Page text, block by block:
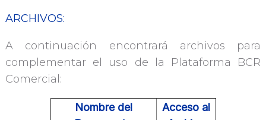
ARCHIVOS:
A continuación encontrará archivos para
complementar el uso de la Plataforma BCR
Comercial:
Nombre del
Acceso al